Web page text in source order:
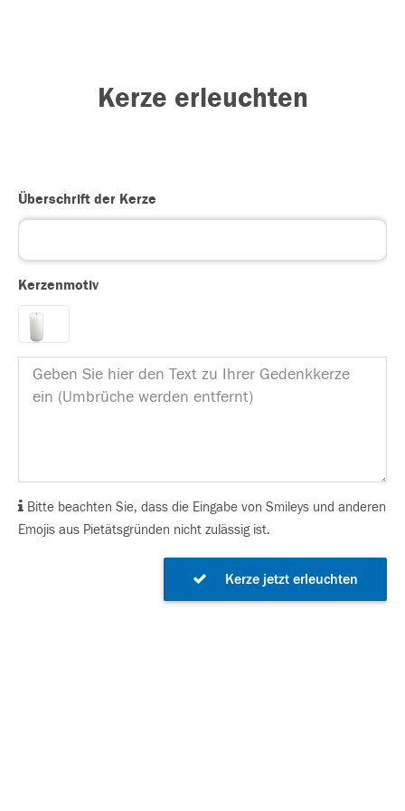
Kerze erleuchten
Überschrift der Kerze
Kerzenmotiv
Bitte beachten Sie, dass die Eingabe von Smileys und anderen
Emojis aus Pietätsgründen nicht zulässig ist.
Kerze jetzt erleuchten